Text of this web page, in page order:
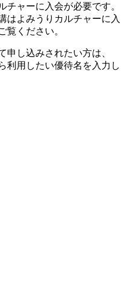
ャーに入会が必要です。
はよみうりカルチャーに入
覧ください。
し込みされたい方は、
利用したい優待名を入力し